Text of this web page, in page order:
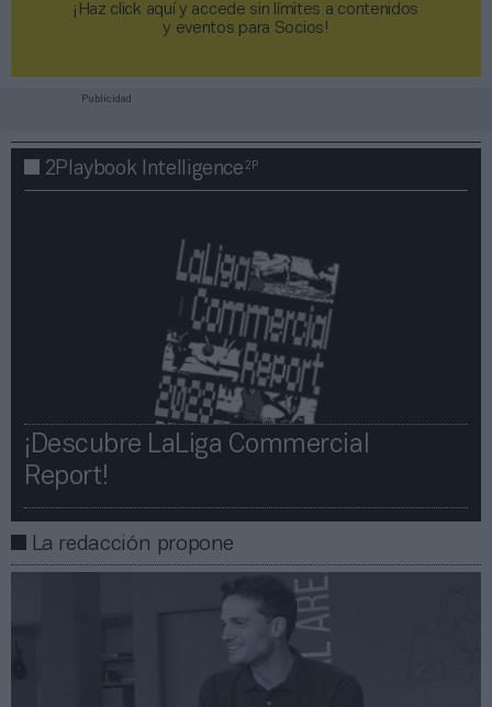
¡Haz click aquí y accede sin límites a contenidos
y eventos para Socios!​​​​​​​
Publicidad
2Playbook Intelligence2P
¡Descubre LaLiga Commercial
Report!​​
La redacción propone